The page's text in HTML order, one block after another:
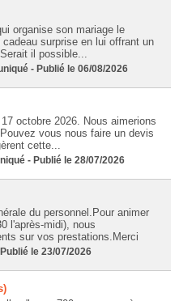
organise son mariage le
surprise en lui offrant un
il possible...
- Publié le 06/08/2026
octobre 2026. Nous aimerions
vous nous faire un devis
cette...
- Publié le 28/07/2026
du personnel.Pour animer
l'après-midi), nous
sur vos prestations.Merci
le 23/07/2026